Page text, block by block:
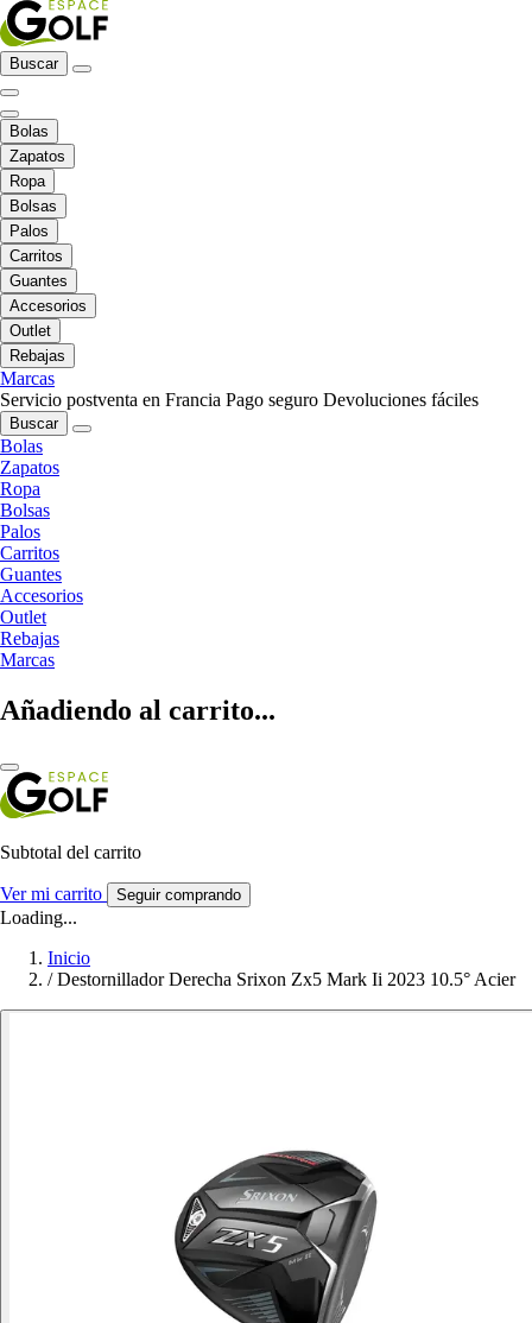
Buscar
Bolas
Zapatos
Ropa
Bolsas
Palos
Carritos
Guantes
Accesorios
Outlet
Rebajas
Marcas
Servicio postventa en Francia Pago seguro Devoluciones fáciles
Buscar
Bolas
Zapatos
Ropa
Bolsas
Palos
Carritos
Guantes
Accesorios
Outlet
Rebajas
Marcas
Añadiendo al carrito...
Subtotal del carrito
Ver mi carrito Seguir comprando
Loading...
Inicio
/ Destornillador Derecha Srixon Zx5 Mark Ii 2023 10.5° Acier